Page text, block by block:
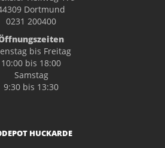
Dortmund
0231 200400
bis Freitag
10:00 bis 18:00
Samstag
9:30 bis 13:30
HUCKARDE